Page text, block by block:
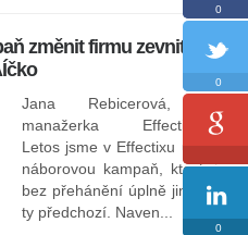
změnit firmu zevnitř –
Jana Rebicerová, HR
manažerka Effectix.com
Letos jsme v Effectixu udělali
náborovou kampaň, která je
bez přehánění úplně jiná než
ty předchozí. Naven...
0
0
0